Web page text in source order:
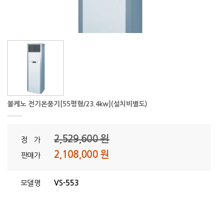
볼케노 전기온풍기[55평형/23.4kw](설치비별도)
정 가 2,529,600 원
판매가 2,108,000 원
모델명 VS-553